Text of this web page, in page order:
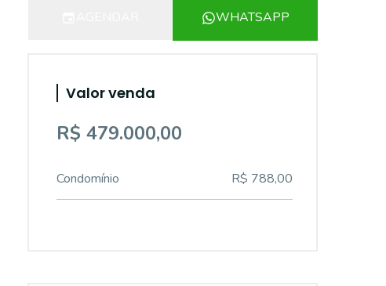
WHATSAPP
Valor venda
R$ 479.000,00
Condomínio R$ 788,00